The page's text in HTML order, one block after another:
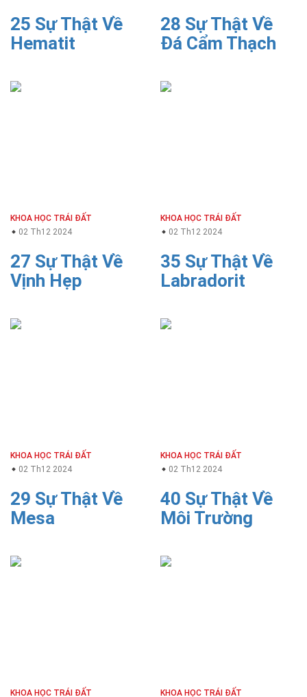
25 Sự Thật Về
Hematit
28 Sự Thật Về
Đá Cẩm Thạch
KHOA HỌC TRÁI ĐẤT
02 Th12 2024
27 Sự Thật Về
Vịnh Hẹp
KHOA HỌC TRÁI ĐẤT
02 Th12 2024
35 Sự Thật Về
Labradorit
KHOA HỌC TRÁI ĐẤT
02 Th12 2024
29 Sự Thật Về
Mesa
KHOA HỌC TRÁI ĐẤT
02 Th12 2024
40 Sự Thật Về
Môi Trường
KHOA HỌC TRÁI ĐẤT KHOA HỌC TRÁI ĐẤT